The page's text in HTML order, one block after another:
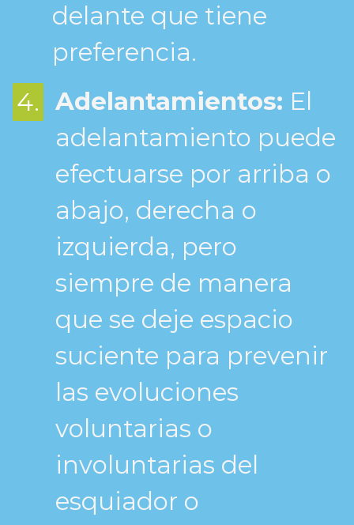
delante que tiene
preferencia.
4. Adelantamientos: El
adelantamiento puede
efectuarse por arriba o
abajo, derecha o
izquierda, pero
siempre de manera
que se deje espacio
suciente para prevenir
las evoluciones
voluntarias o
involuntarias del
esquiador o